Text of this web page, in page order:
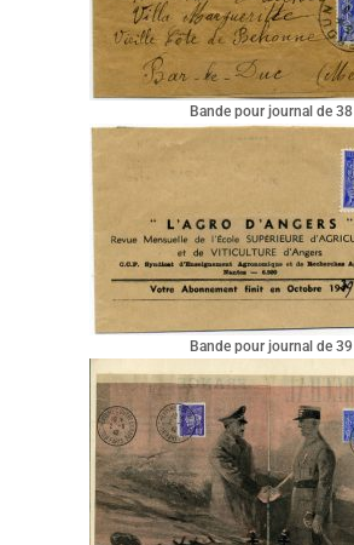
Bande pour journal de 38
Bande pour journal de 39